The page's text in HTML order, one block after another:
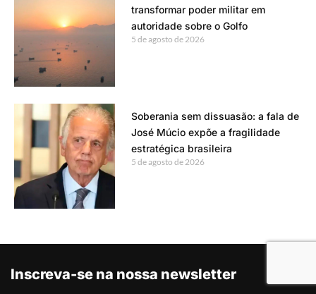
transformar poder militar em
autoridade sobre o Golfo
5 de agosto de 2026
Soberania sem dissuasão: a fala de
José Múcio expõe a fragilidade
estratégica brasileira
5 de agosto de 2026
Inscreva-se na nossa newsletter